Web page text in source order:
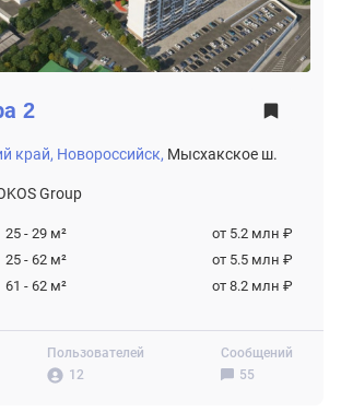
Пользователей
12
Сообщений
55
2
край, Новороссийск, Мысхакское ш.
Group
25 - 29 м²
от 5.2 млн ₽
25 - 62 м²
от 5.5 млн ₽
61 - 62 м² от 8.2 млн ₽